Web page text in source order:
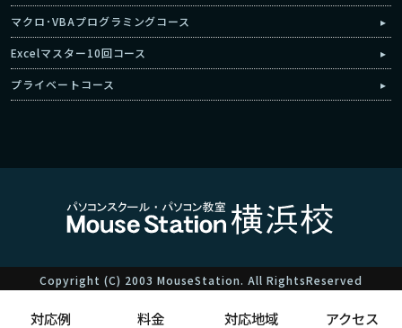
対応例 料金 対応地域 アクセス
マクロ･VBAプログラミングコース
Excelマスター10回コース
プライベートコース
Copyright (C) 2003 MouseStation. All RightsReserved